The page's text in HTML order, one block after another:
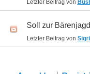
Letzter Beitrag von
Soll zur
Letzter Beitrag von